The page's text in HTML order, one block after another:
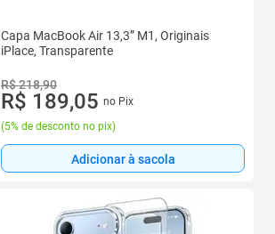
Capa MacBook Air 13,3” M1, Originais
iPlace, Transparente
R$ 218,90
R$ 189,05 no Pix
(5% de desconto no pix)
Adicionar à sacola